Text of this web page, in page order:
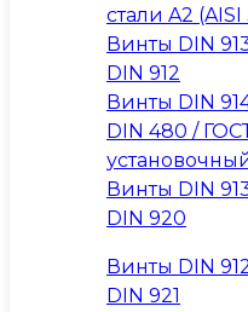
стали A2 (AISI
Винты DIN
DIN 912
Винты DIN
DIN 480 /
Винты DIN
DIN 920
Винты DIN
DIN 921